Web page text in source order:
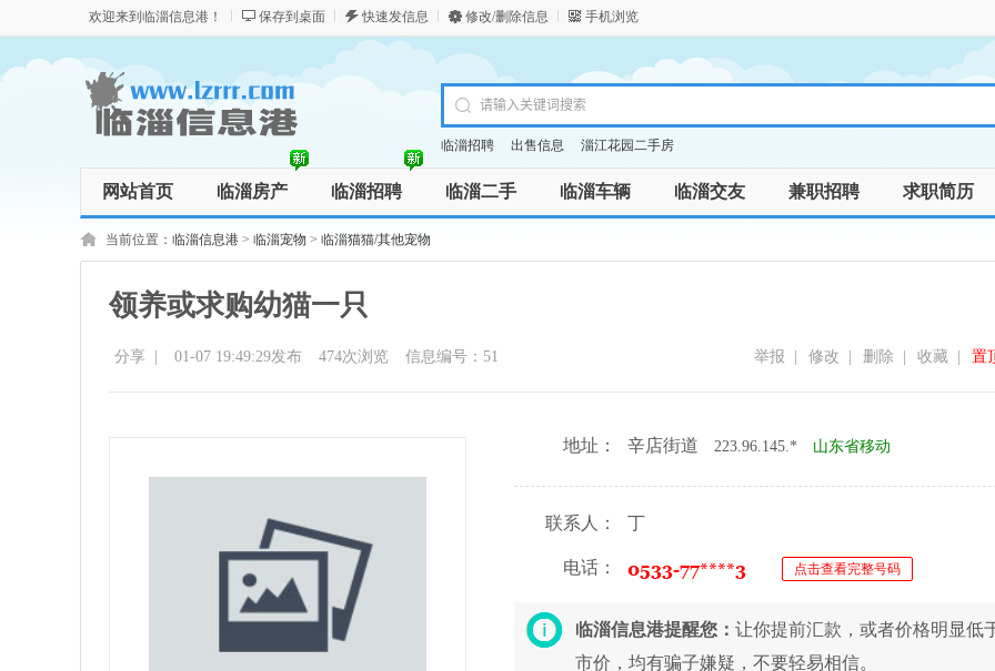
欢迎来到临淄信息港！ 保存到桌面 快速发信息 修改/删除信息 手机浏览
临淄招聘 出售信息 淄江花园二手房
网站首页 临淄房产 临淄招聘 临淄二手 临淄车辆 临淄交友 兼职招聘 求职简历
商务服务 资讯 商品
当前位置： 临淄信息港 > 临淄宠物 > 临淄猫猫/其他宠物
领养或求购幼猫一只
分享 01-07 19:49:29发布 474次浏览 信息编号：51 置
收藏
删除
修改
举报
地址： 辛店街道 223.96.145.* 山东省移动
联系人： 丁
电话： 点击查看完整号码
临淄信息港提醒您： 让你提前汇款，或者价格明显低
市价，均有骗子嫌疑，不要轻易相信。